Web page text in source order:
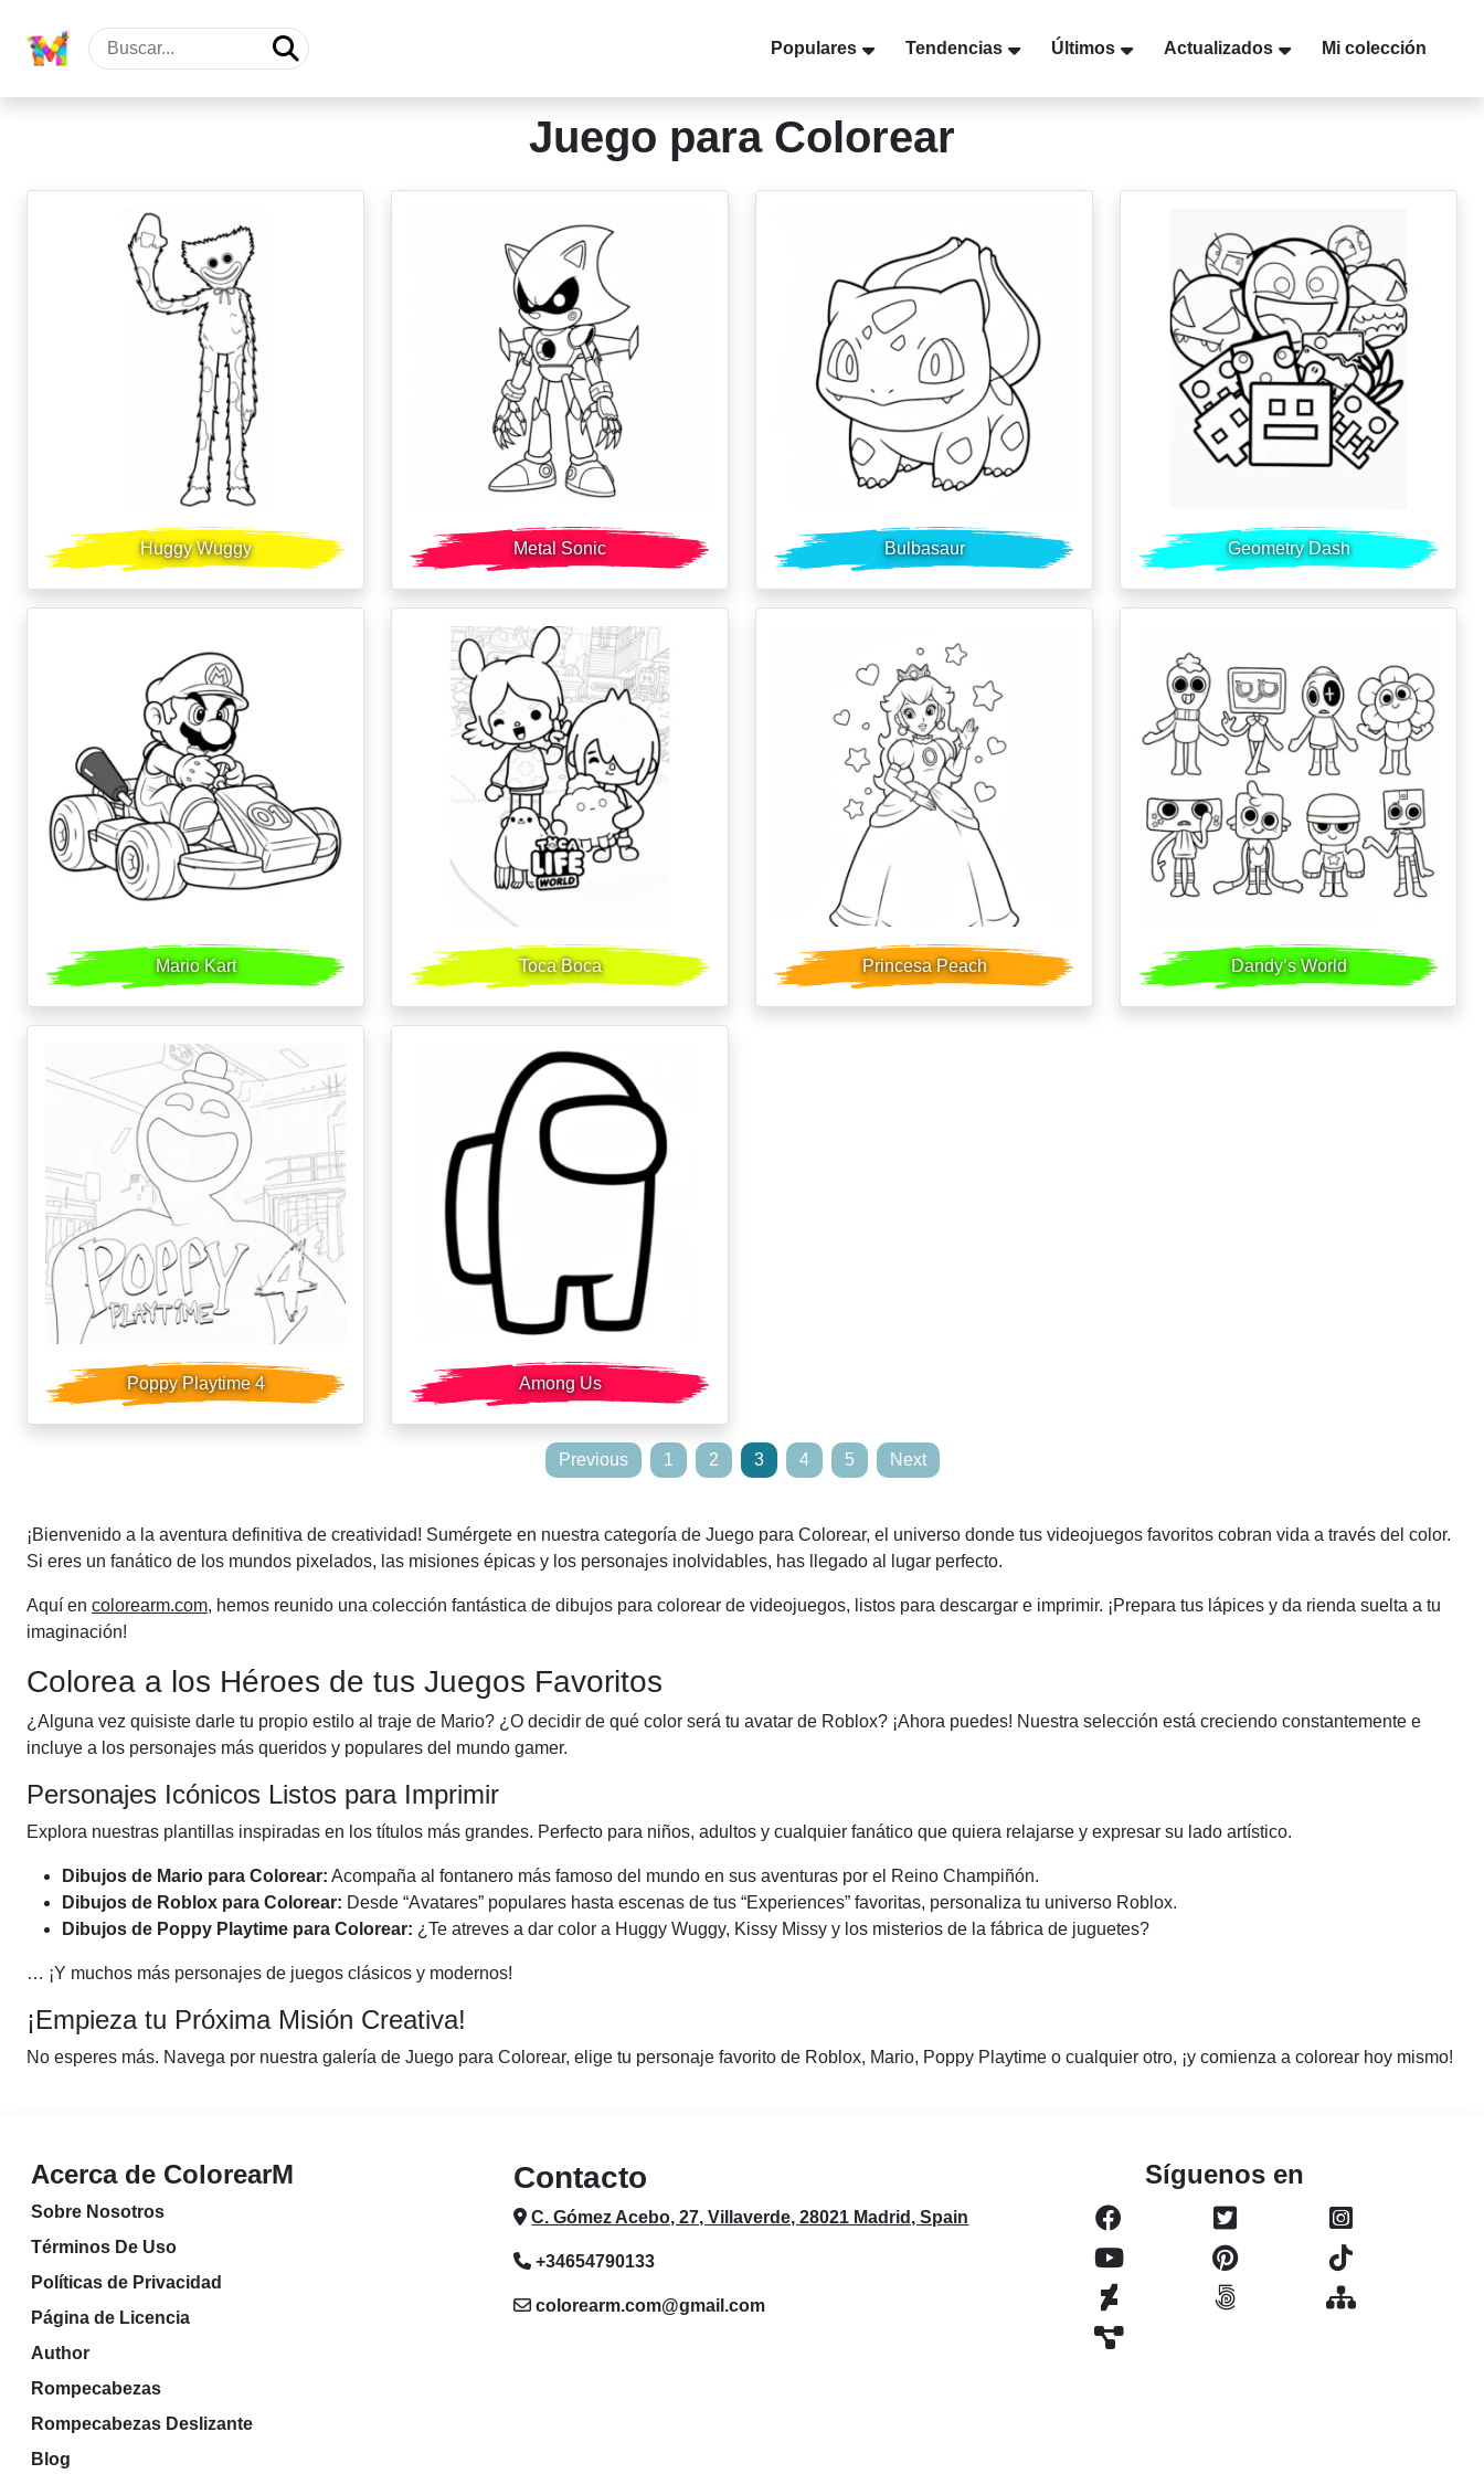
Populares Tendencias Últimos Actualizados Mi colección
Juego para Colorear
Huggy Wuggy Metal Sonic Bulbasaur Geometry Dash
Mario Kart Toca Boca Princesa Peach Dandy’s World
Poppy Playtime 4 Among Us
Previous 1 2 3 4 5 Next
¡Bienvenido a la aventura definitiva de creatividad! Sumérgete en nuestra categoría de Juego para Colorear, el universo donde tus videojuegos favoritos cobran vida a través del color.
Si eres un fanático de los mundos pixelados, las misiones épicas y los personajes inolvidables, has llegado al lugar perfecto.
Aquí en colorearm.com, hemos reunido una colección fantástica de dibujos para colorear de videojuegos, listos para descargar e imprimir. ¡Prepara tus lápices y da rienda suelta a tu
imaginación!
Colorea a los Héroes de tus Juegos Favoritos
¿Alguna vez quisiste darle tu propio estilo al traje de Mario? ¿O decidir de qué color será tu avatar de Roblox? ¡Ahora puedes! Nuestra selección está creciendo constantemente e
incluye a los personajes más queridos y populares del mundo gamer.
Personajes Icónicos Listos para Imprimir
Explora nuestras plantillas inspiradas en los títulos más grandes. Perfecto para niños, adultos y cualquier fanático que quiera relajarse y expresar su lado artístico.
Dibujos de Mario para Colorear: Acompaña al fontanero más famoso del mundo en sus aventuras por el Reino Champiñón.
Dibujos de Roblox para Colorear: Desde “Avatares” populares hasta escenas de tus “Experiences” favoritas, personaliza tu universo Roblox.
Dibujos de Poppy Playtime para Colorear: ¿Te atreves a dar color a Huggy Wuggy, Kissy Missy y los misterios de la fábrica de juguetes?
… ¡Y muchos más personajes de juegos clásicos y modernos!
¡Empieza tu Próxima Misión Creativa!
No esperes más. Navega por nuestra galería de Juego para Colorear, elige tu personaje favorito de Roblox, Mario, Poppy Playtime o cualquier otro, ¡y comienza a colorear hoy mismo!
Acerca de ColorearM
Sobre Nosotros
Términos De Uso
Políticas de Privacidad
Página de Licencia
Author
Rompecabezas
Rompecabezas Deslizante
Blog
Contacto
C. Gómez Acebo, 27, Villaverde, 28021 Madrid, Spain
+34654790133
colorearm.com@gmail.com
Síguenos en